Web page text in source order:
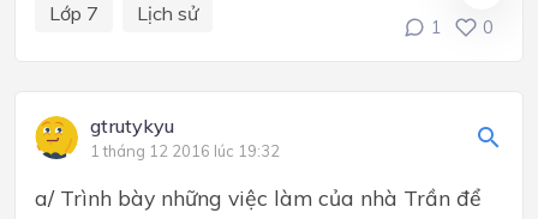
Lớp 7 Lịch sử
1 0
gtrutykyu
1 tháng 12 2016 lúc 19:32
a/ Trình bày những việc làm của nhà Trần để